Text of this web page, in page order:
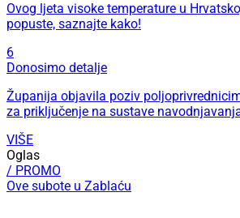
Ovog ljeta visoke temperature u
popuste, saznajte kako!
6
Donosimo detalje
Županija objavila poziv
za priključenje na sustave
VIŠE
Oglas
/ PROMO
Ove subote u Zablaću